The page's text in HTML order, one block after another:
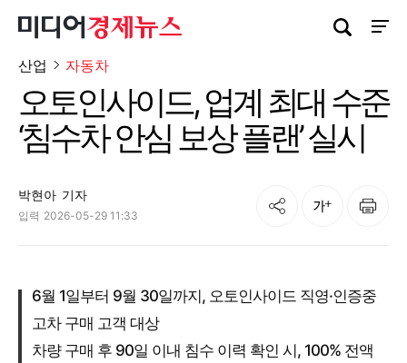
사이
검색창 열기
산업 자동차
오토인사이드, 업계 최대 수준
‘침수차 안심 보상 플랜’ 실시
박현아 기자
입력 2026-05-29 11:33
공유 글자크기 인쇄
6월 1일부터 9월 30일까지, 오토인사이드 직영·인증중
고차 구매 고객 대상
차량 구매 후 90일 이내 침수 이력 확인 시, 100% 전액